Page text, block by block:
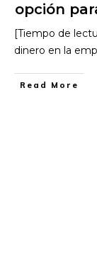
opción
[Tiempo de
dinero en la
​Read More